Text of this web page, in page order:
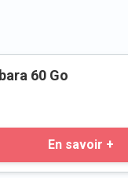
60 Go
En savoir +